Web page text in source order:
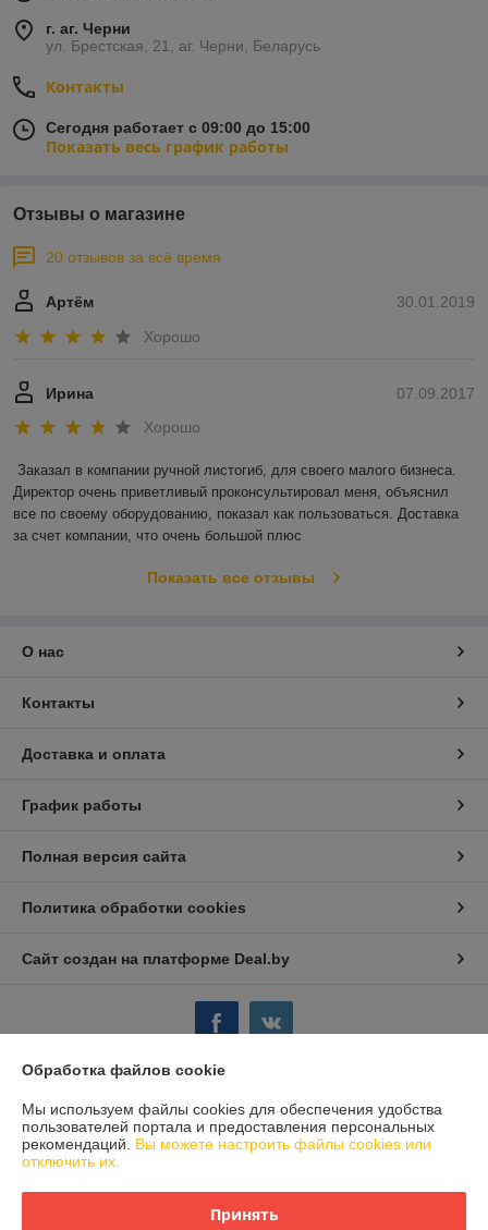
г. аг. Черни
ул. Брестская, 21, аг. Черни, Беларусь
Контакты
Сегодня работает с 09:00 до 15:00
Показать весь график работы
Отзывы о магазине
20 отзывов за всё время
30.01.2019
Артём
Хорошо
07.09.2017
Ирина
Хорошо
Заказал в компании ручной листогиб, для своего малого бизнеса.
Директор очень приветливый проконсультировал меня, объяснил
все по своему оборудованию, показал как пользоваться. Доставка
за счет компании, что очень большой плюс
Показать все отзывы
О нас
Контакты
Доставка и оплата
График работы
Полная версия сайта
Политика обработки cookies
Сайт создан на платформе Deal.by
Информация для покупателя
Юридическое лицо:OOO "КОМПАНИЯ ГИБКО"
РБ, Брестский р-н, аг.Черни, ул.Брестская, 21
Регистрационный номер ЕГР: 291125742
Обработка файлов cookie
Мы используем файлы cookies для обеспечения удобства
пользователей портала и предоставления персональных
рекомендаций. Вы можете настроить файлы cookies или
отключить их.
Принять